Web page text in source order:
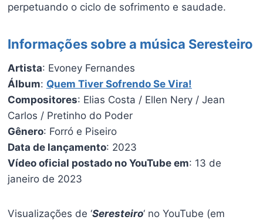
perpetuando o ciclo de sofrimento e saudade.
Informações sobre a música Seresteiro
Artista: Evoney Fernandes
Álbum: Quem Tiver Sofrendo Se Vira!
Compositores: Elias Costa / Ellen Nery / Jean
Carlos / Pretinho do Poder
Gênero: Forró e Piseiro
Data de lançamento: 2023
Vídeo oficial postado no YouTube em: 13 de
janeiro de 2023
Visualizações de ‘Seresteiro‘ no YouTube (em